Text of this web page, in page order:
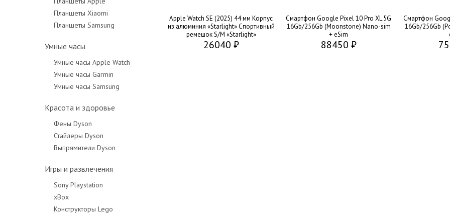
Планшеты Xiaomi
Планшеты Samsung
Умные часы
Умные часы Apple Watch
Умные часы Garmin
Умные часы Samsung
Красота и здоровье
Фены Dyson
Стайлеры Dyson
Выпрямители Dyson
Игры и развлечения
Sony Playstation
xBox
Конструкторы Lego
Apple Watch SE (2025) 44 мм Корпус
из алюминия «Starlight» Спортивный
ремешок S/M «Starlight»
26040 ₽
Смартфон Google Pixel 10 Pro XL 5G
16Gb/256Gb (Moonstone) Nano-sim
+ eSim
88450 ₽
Смартфон
16Gb/256Gb